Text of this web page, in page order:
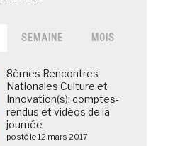
SEMAINE MOIS
8èmes Rencontres
Nationales Culture et
Innovation(s): comptes-
rendus et vidéos de la
journée
posté le 12 mars 2017